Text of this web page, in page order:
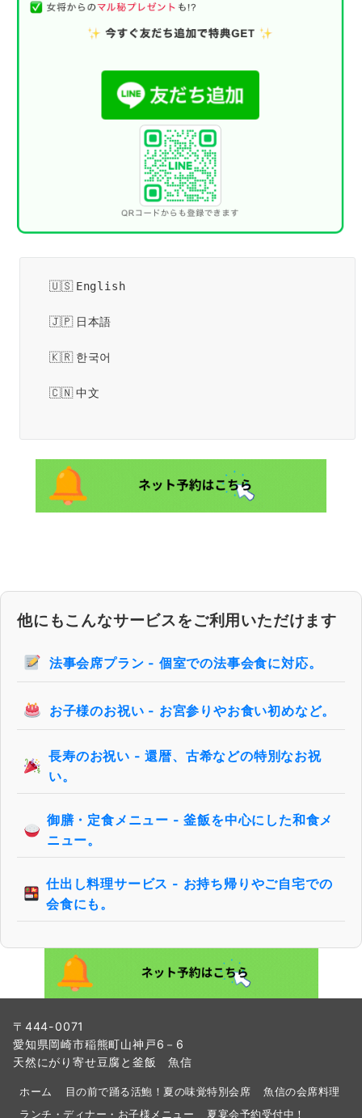
English
日本語
한국어
中文
他にもこんなサービスをご利用いただけます
法事会席プラン - 個室での法事会食に対応。
お子様のお祝い - お宮参りやお食い初めなど。
長寿のお祝い - 還暦、古希などの特別なお祝
い。
御膳・定食メニュー - 釜飯を中心にした和食メ
ニュー。
仕出し料理サービス - お持ち帰りやご自宅での
会食にも。
〒444-0071
愛知県岡崎市稲熊町山神戸6－6
天然にがり寄せ豆腐と釜飯 魚信
ホーム 目の前で踊る活鮑！夏の味覚特別会席
魚信の会席料理
ランチ・ディナー・お子様メニュー
夏宴会予約受付中！